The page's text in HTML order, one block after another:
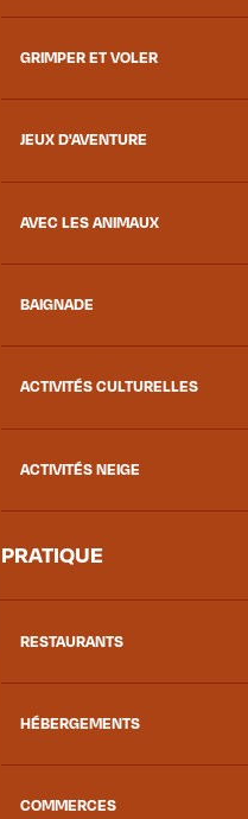
GRIMPER ET VOLER
JEUX D'AVENTURE
AVEC LES ANIMAUX
BAIGNADE
ACTIVITÉS CULTURELLES
ACTIVITÉS NEIGE
PRATIQUE
RESTAURANTS
HÉBERGEMENTS
COMMERCES
nous
le Chef-lieu
situe sur la gauche,
qui monte à
?